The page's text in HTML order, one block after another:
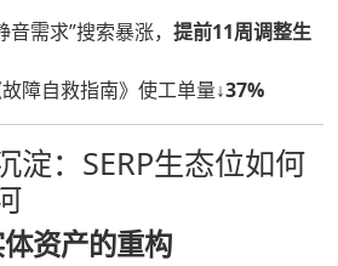
需求”搜索暴涨， 提前11周调整生
障自救指南》使工单量↓37%
淀：SERP生态位如何
资产的重构